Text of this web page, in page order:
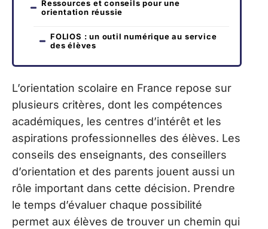
Ressources et conseils pour une
orientation réussie
FOLIOS : un outil numérique au service
des élèves
L’orientation scolaire en France repose sur
plusieurs critères, dont les compétences
académiques, les centres d’intérêt et les
aspirations professionnelles des élèves. Les
conseils des enseignants, des conseillers
d’orientation et des parents jouent aussi un
rôle important dans cette décision. Prendre
le temps d’évaluer chaque possibilité
permet aux élèves de trouver un chemin qui